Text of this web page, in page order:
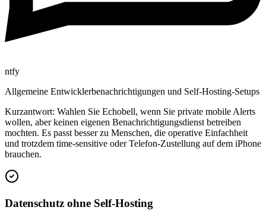
ntfy
Allgemeine Entwicklerbenachrichtigungen und Self-Hosting-Setups
Kurzantwort: Wahlen Sie Echobell, wenn Sie private mobile Alerts
wollen, aber keinen eigenen Benachrichtigungsdienst betreiben
mochten. Es passt besser zu Menschen, die operative Einfachheit
und trotzdem time-sensitive oder Telefon-Zustellung auf dem iPhone
brauchen.
Datenschutz ohne Self-Hosting